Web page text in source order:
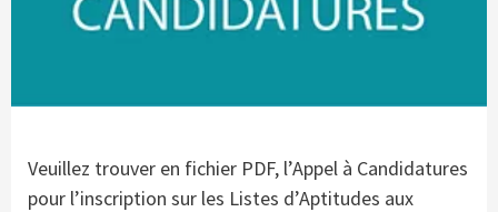
Veuillez trouver en fichier PDF, l’Appel à Candidatures
pour l’inscription sur les Listes d’Aptitudes aux